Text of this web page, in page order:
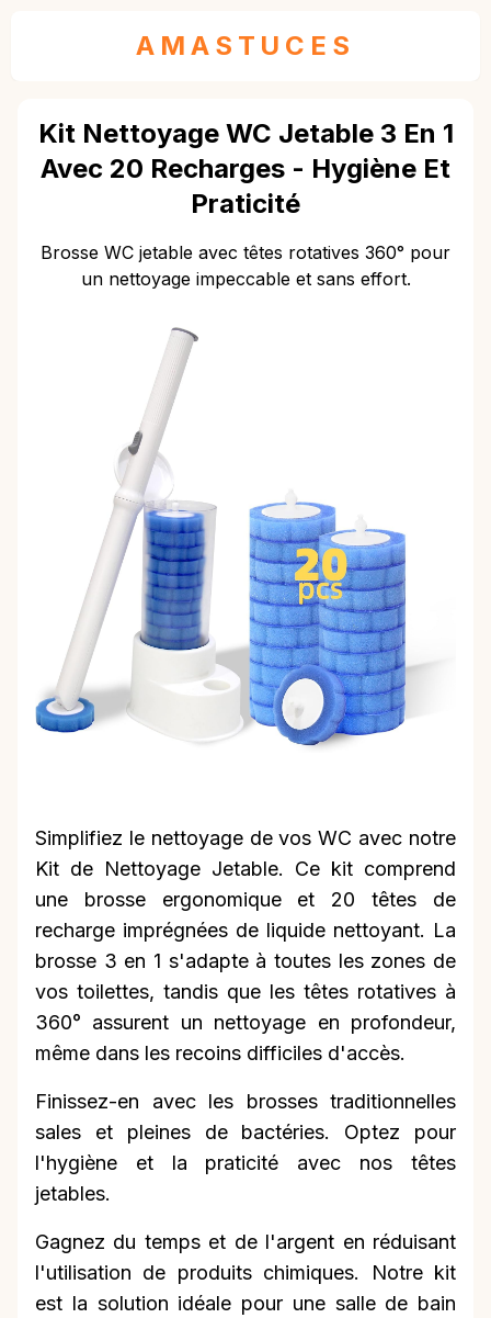
AMASTUCES
Kit Nettoyage WC Jetable 3 En 1
Avec 20 Recharges - Hygiène Et
Praticité
Brosse WC jetable avec têtes rotatives 360° pour
un nettoyage impeccable et sans effort.
Simplifiez le nettoyage de vos WC avec notre
Kit de Nettoyage Jetable. Ce kit comprend
une brosse ergonomique et 20 têtes de
recharge imprégnées de liquide nettoyant. La
brosse 3 en 1 s'adapte à toutes les zones de
vos toilettes, tandis que les têtes rotatives à
360° assurent un nettoyage en profondeur,
même dans les recoins difficiles d'accès.
Finissez-en avec les brosses traditionnelles
sales et pleines de bactéries. Optez pour
l'hygiène et la praticité avec nos têtes
jetables.
Gagnez du temps et de l'argent en réduisant
l'utilisation de produits chimiques. Notre kit
est la solution idéale pour une salle de bain